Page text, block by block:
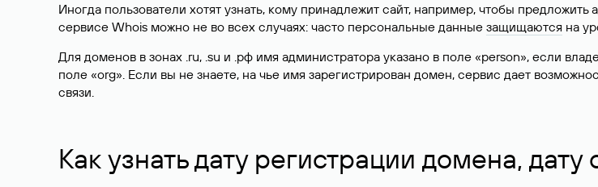
Иногда пользователи хотят узнать, кому принадлежит сайт, например, чтобы
сервисе Whois можно не во всех случаях: часто персональные данные защищаются на
Для доменов в зонах .ru, .su и .рф имя администратора указано в поле «person», если
поле «org». Если вы не знаете, на чье имя зарегистрирован домен, сервис дает
связи.
Как узнать дату регистрации домена, дату